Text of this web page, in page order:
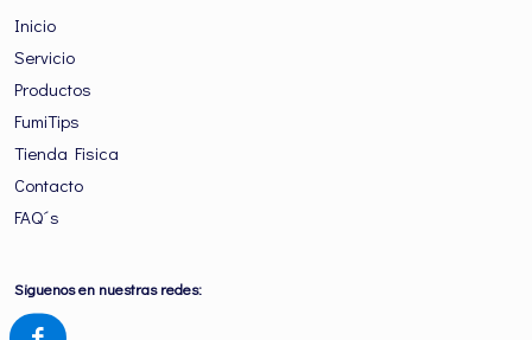
Inicio
Servicio
Productos
FumiTips
Tienda Fisica
Contacto
FAQ´s
Siguenos en nuestras redes: